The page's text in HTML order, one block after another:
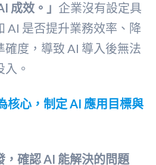
成效。」 企業沒有設定具
AI 是否提升業務效率、降
度，導致 AI 導入後無法
。
核心，制定 AI 應用目標與
，確認 AI 能解決的問題